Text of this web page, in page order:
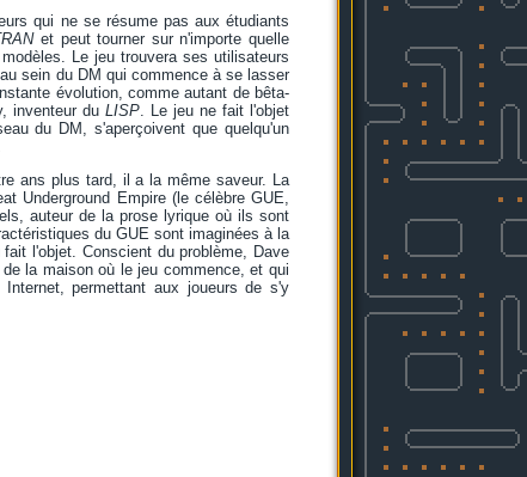
qui ne se résume pas aux étudiants
et peut tourner sur n'importe quelle
Le jeu trouvera ses utilisateurs
sein du DM qui commence à se lasser
évolution, comme autant de bêta-
inventeur du LISP. Le jeu ne fait l'objet
du DM, s'aperçoivent que quelqu'un
ans plus tard, il a la même saveur. La
Underground Empire (le célèbre GUE,
auteur de la prose lyrique où ils sont
du GUE sont imaginées à la
l'objet. Conscient du problème, Dave
la maison où le jeu commence, et qui
permettant aux joueurs de s'y